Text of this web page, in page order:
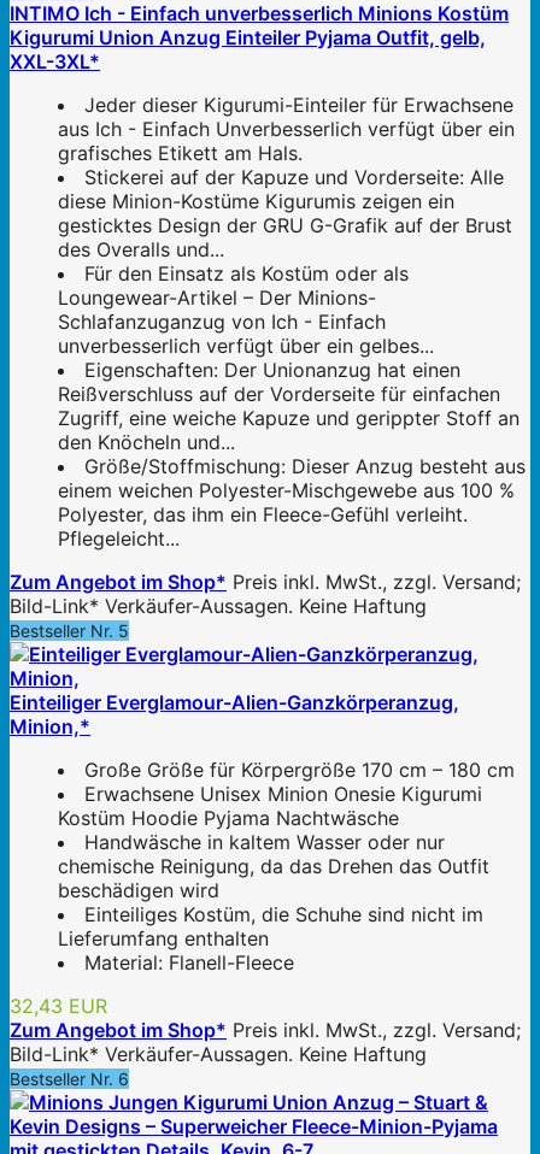
INTIMO Ich - Einfach unverbesserlich Minions Kostüm
Kigurumi Union Anzug Einteiler Pyjama Outfit, gelb,
XXL-3XL*
Jeder dieser Kigurumi-Einteiler für Erwachsene
aus Ich - Einfach Unverbesserlich verfügt über ein
grafisches Etikett am Hals.
Stickerei auf der Kapuze und Vorderseite: Alle
diese Minion-Kostüme Kigurumis zeigen ein
gesticktes Design der GRU G-Grafik auf der Brust
des Overalls und...
Für den Einsatz als Kostüm oder als
Loungewear-Artikel – Der Minions-
Schlafanzuganzug von Ich - Einfach
unverbesserlich verfügt über ein gelbes...
Eigenschaften: Der Unionanzug hat einen
Reißverschluss auf der Vorderseite für einfachen
Zugriff, eine weiche Kapuze und gerippter Stoff an
den Knöcheln und...
Größe/Stoffmischung: Dieser Anzug besteht aus
einem weichen Polyester-Mischgewebe aus 100 %
Polyester, das ihm ein Fleece-Gefühl verleiht.
Pflegeleicht...
Zum Angebot im Shop* Preis inkl. MwSt., zzgl. Versand;
Bild-Link* Verkäufer-Aussagen. Keine Haftung
Bestseller Nr. 5
Einteiliger Everglamour-Alien-Ganzkörperanzug,
Minion,*
Große Größe für Körpergröße 170 cm – 180 cm
Erwachsene Unisex Minion Onesie Kigurumi
Kostüm Hoodie Pyjama Nachtwäsche
Handwäsche in kaltem Wasser oder nur
chemische Reinigung, da das Drehen das Outfit
beschädigen wird
Einteiliges Kostüm, die Schuhe sind nicht im
Lieferumfang enthalten
Material: Flanell-Fleece
32,43 EUR
Zum Angebot im Shop* Preis inkl. MwSt., zzgl. Versand;
Bild-Link* Verkäufer-Aussagen. Keine Haftung
Bestseller Nr. 6